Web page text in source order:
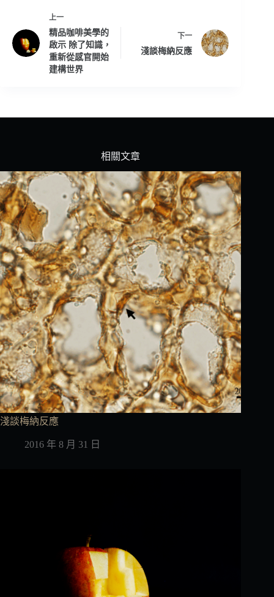
上一
精品咖啡美學的
啟示 除了知識，
重新從感官開始
建構世界
下一
淺談梅納反應
相關文章
淺談梅納反應
2016 年 8 月 31 日